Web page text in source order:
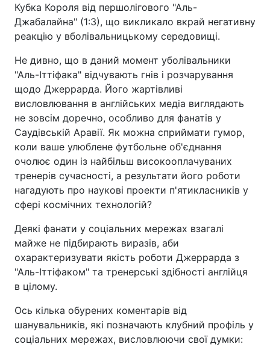
Кубка Короля від першолігового "Аль-
Джабалайна" (1:3), що викликало вкрай негативну
реакцію у вболівальницькому середовищі.
Не дивно, що в даний момент уболівальники
"Аль-Іттіфака" відчувають гнів і розчарування
щодо Джеррарда. Його жартівливі
висловлювання в англійських медіа виглядають
не зовсім доречно, особливо для фанатів у
Саудівській Аравії. Як можна сприймати гумор,
коли ваше улюблене футбольне об'єднання
очолює один із найбільш високооплачуваних
тренерів сучасності, а результати його роботи
нагадують про наукові проекти п'ятикласників у
сфері космічних технологій?
Деякі фанати у соціальних мережах взагалі
майже не підбирають виразів, аби
охарактеризувати якість роботи Джеррарда з
"Аль-Іттіфаком" та тренерські здібності англійця
в цілому.
Ось кілька обурених коментарів від
шанувальників, які позначають клубний профіль у
соціальних мережах, висловлюючи свої думки: